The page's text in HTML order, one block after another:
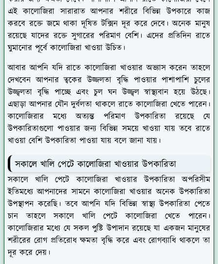
এই কালোজিরা সারারাত আপনার শরীরে বিভিন্ন উপকারে কাজ
করবে রক্তে জমে থাকা দূষিত টক্সিন দূর করে দেবে। অনেক মানুষ
রয়েছে যাদের রক্তে সুগারের পরিমাণ বেশি। এদের প্রতিদিন রাতে
ঘুমানোর পূর্বে কালোজিরা খাওয়া উচিত।
আবার আপনি যদি রাতে কালোজিরা খাওয়ার অভ্যাস করেন তাহলে
দেখবেন আপনার ত্বকের উজ্জলতা বৃদ্ধি পাওয়ার পাশাপাশি চুলের
উজ্জ্বলতা বৃদ্ধি পাচ্ছে এবং চুল ঘন উজ্জ্বল স্বাস্থ্যবান হয়ে উঠছে।
এছাড়া আপনার যৌন দুর্বলতা থাকলে রাতে কালোজিরা খেতে পারেন।
কালোজিরার মধ্যে অত্যন্ত পরিমাণ উপকারিতা রয়েছে যে
উপকারিতাগুলো পাওয়ার জন্য বিভিন্ন সময়ে খাওয়া যায় তবে রাতে
খাওয়া বেশি উপকারিতা পাওয়া যায় বলে জানা যায়।
সকালে খালি পেটে কালোজিরা খাওয়ার উপকারিতা
সকালে খালি পেটে কালোজিরা খাওয়ার উপকারিতা অপরিসীম
ইতিমধ্যে আপনাদের সামনে কালোজিরা খাওয়ার অনেক উপকারিতা
উপস্থাপন করেছি। তবে আপনি যদি বিভিন্ন স্বাস্থ্য উপকারিতা পেতে
চান তাহলে সকালে খালি পেটে কালোজিরা খেতে পারেন।
কালোজিরার মধ্যে যে সকল পুষ্টি উপাদান রয়েছে যা একজন মানুষের
শরীরের রোগ প্রতিরোধ ক্ষমতা বৃদ্ধি করে এবং রোগব্যাধি থাকলে তা
দূর করে দেয়।